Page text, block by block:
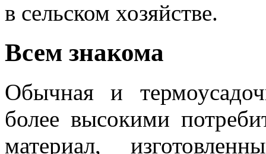
в сельском хозяйстве.
Всем знакома
Обычная и
более высокими
материал,